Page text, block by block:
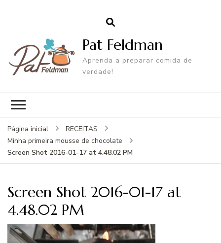
Pat Feldman
Aprenda a preparar comida de
verdade!
Página inicial
RECEITAS
Minha primeira mousse de chocolate
Screen Shot 2016-01-17 at 4.48.02 PM
Screen Shot 2016-01-17 at
4.48.02 PM